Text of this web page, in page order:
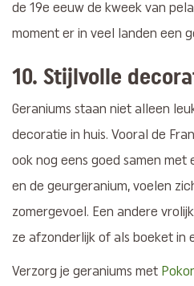
de 19e eeuw de kweek van
moment er in veel landen een
10. Stijlvolle
Geraniums staan niet alleen
decoratie in huis. Vooral de
ook nog eens goed samen met
en de geurgeranium, voelen
zomergevoel. Een andere
ze afzonderlijk of als boeket in
Verzorg je geraniums met